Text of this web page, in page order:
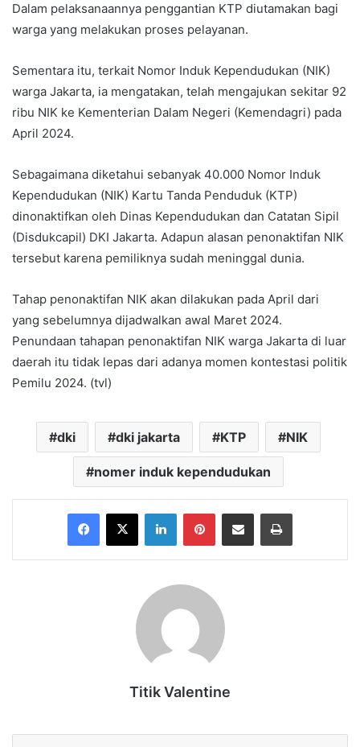
Dalam pelaksanaannya penggantian KTP diutamakan bagi
warga yang melakukan proses pelayanan.
Sementara itu, terkait Nomor Induk Kependudukan (NIK)
warga Jakarta, ia mengatakan, telah mengajukan sekitar 92
ribu NIK ke Kementerian Dalam Negeri (Kemendagri) pada
April 2024.
Sebagaimana diketahui sebanyak 40.000 Nomor Induk
Kependudukan (NIK) Kartu Tanda Penduduk (KTP)
dinonaktifkan oleh Dinas Kependudukan dan Catatan Sipil
(Disdukcapil) DKI Jakarta. Adapun alasan penonaktifan NIK
tersebut karena pemiliknya sudah meninggal dunia.
Tahap penonaktifan NIK akan dilakukan pada April dari
yang sebelumnya dijadwalkan awal Maret 2024.
Penundaan tahapan penonaktifan NIK warga Jakarta di luar
daerah itu tidak lepas dari adanya momen kontestasi politik
Pemilu 2024. (tvl)
dki dki jakarta KTP NIK
nomer induk kependudukan
Facebook
X LinkedInPinterestShare via Email Print
Titik Valentine